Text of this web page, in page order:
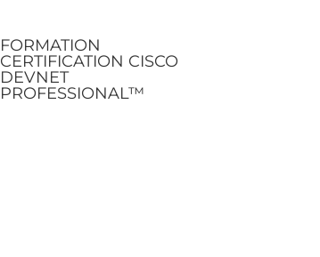
FORMATION
CERTIFICATION CISCO
DEVNET
PROFESSIONAL™